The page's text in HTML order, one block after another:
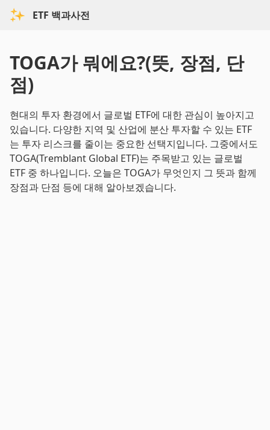
ETF 백과사전
TOGA가 뭐에요?(뜻, 장점, 단
점)
현대의 투자 환경에서 글로벌 ETF에 대한 관심이 높아지고
있습니다. 다양한 지역 및 산업에 분산 투자할 수 있는 ETF
는 투자 리스크를 줄이는 중요한 선택지입니다. 그중에서도
TOGA(Tremblant Global ETF)는 주목받고 있는 글로벌
ETF 중 하나입니다. 오늘은 TOGA가 무엇인지 그 뜻과 함께
장점과 단점 등에 대해 알아보겠습니다.